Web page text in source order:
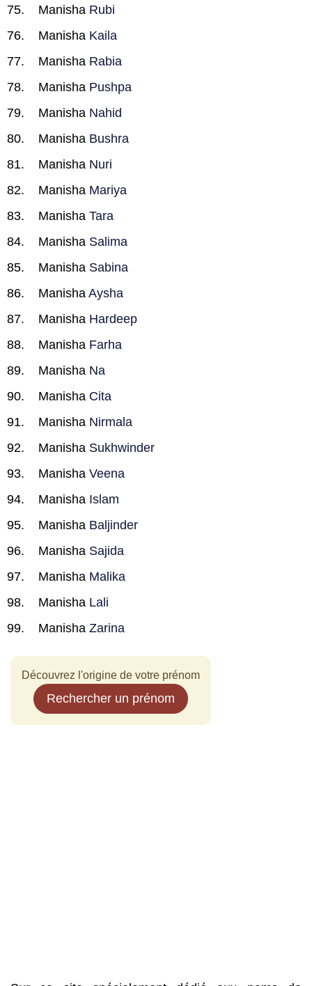
Manisha Rubi
Manisha Kaila
Manisha Rabia
Manisha Pushpa
Manisha Nahid
Manisha Bushra
Manisha Nuri
Manisha Mariya
Manisha Tara
Manisha Salima
Manisha Sabina
Manisha Aysha
Manisha Hardeep
Manisha Farha
Manisha Na
Manisha Cita
Manisha Nirmala
Manisha Sukhwinder
Manisha Veena
Manisha Islam
Manisha Baljinder
Manisha Sajida
Manisha Malika
Manisha Lali
Manisha Zarina
Découvrez l'origine de votre prénom
Rechercher un prénom